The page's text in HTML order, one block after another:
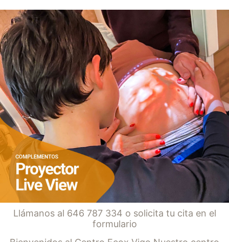
Llámanos al 646 787 334 o solicita tu cita en el
formulario